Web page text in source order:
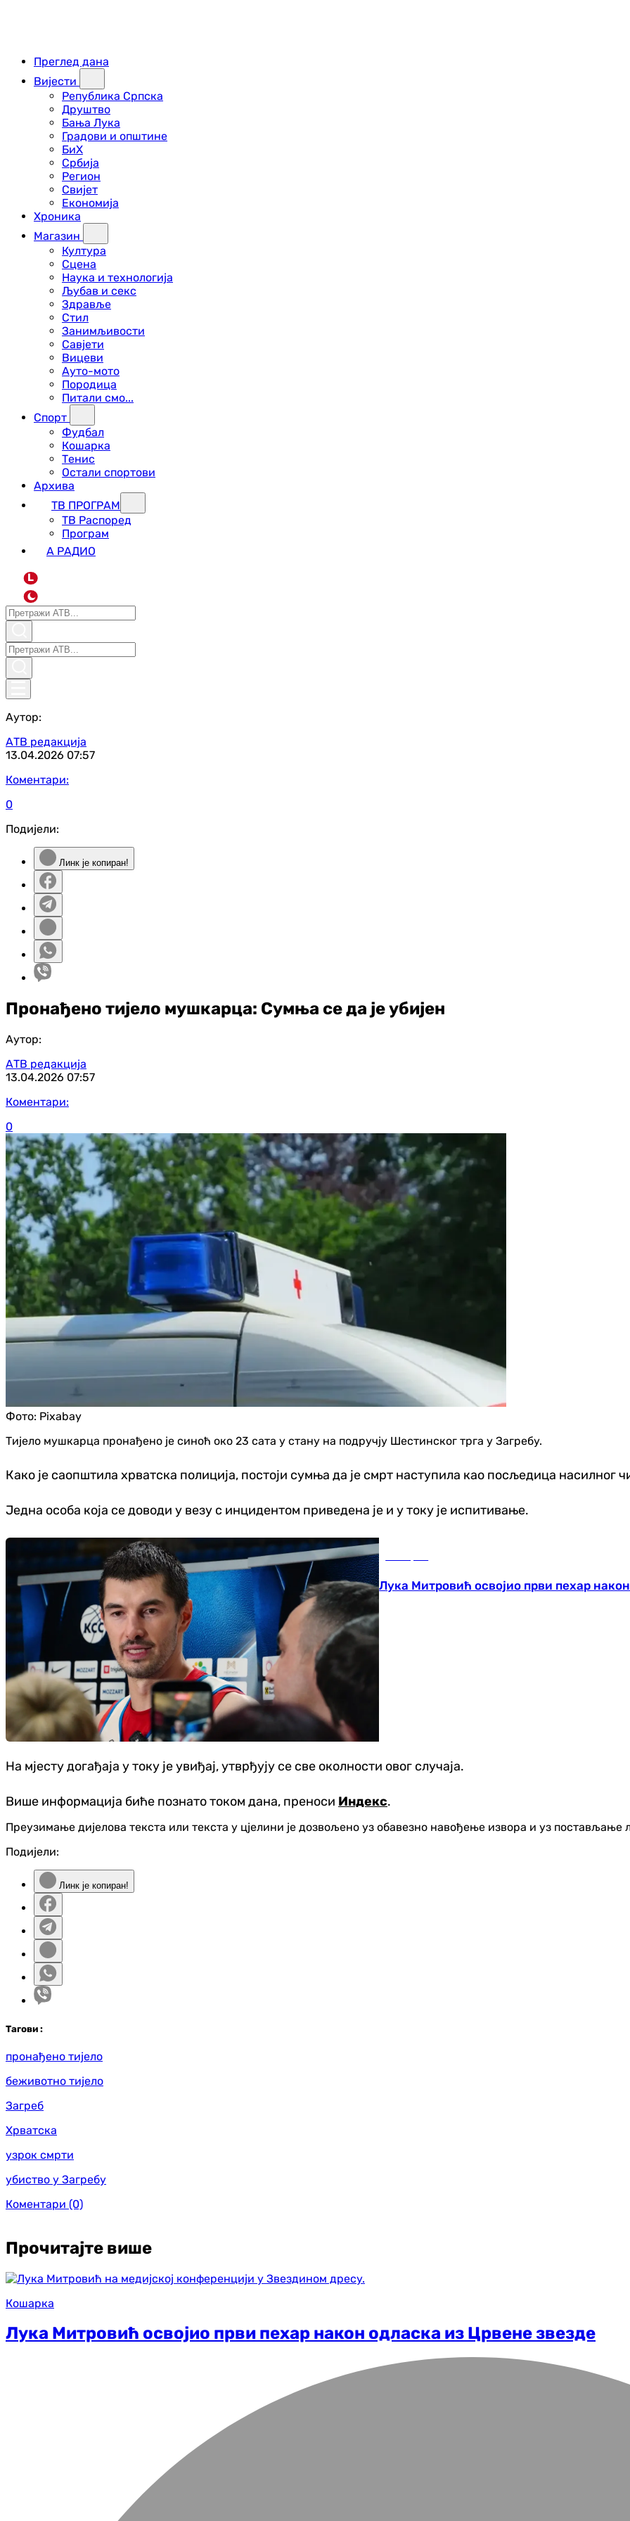
Преглед дана
Вијести
Република Српска
Друштво
Бања Лука
Градови и општине
БиХ
Србија
Регион
Свијет
Економија
Хроника
Магазин
Култура
Сцена
Наука и технологија
Љубав и секс
Здравље
Стил
Занимљивости
Савјети
Вицеви
Ауто-мото
Породица
Питали смо...
Спорт
Фудбал
Кошарка
Тенис
Остали спортови
Архива
ТВ ПРОГРАМ
ТВ Распоред
Програм
А РАДИО
L
Аутор:
АТВ редакција
13.04.2026 07:57
Коментари:
0
Подијели:
Линк је копиран!
Пронађено тијело мушкарца: Сумња се да је убијен
Аутор:
АТВ редакција
13.04.2026 07:57
Коментари:
0
Фото: Pixabay
Тијело мушкарца пронађено је синоћ око 23 сата у стану на подручју Шестинског трга у Загребу.
Како је саопштила хрватска полиција, постоји сумња да је смрт наступила као посљедица насилног
Једна особа која се доводи у везу с инцидентом приведена је и у току је испитивање.
Лука Митровић освојио први пехар
На мјесту догађаја у току је увиђај, утврђују се све околности овог случаја.
Више информација биће познато током дана, преноси Индекс.
Преузимање дијелова текста или текста у цјелини је дозвољено уз обавезно навођење извора и уз
Подијели:
Линк је копиран!
Тагови :
пронађено тијело
беживотно тијело
Загреб
Хрватска
узрок смрти
убиство у Загребу
Коментари (0)
Прочитајте више
Кошарка
Лука Митровић освојио први пехар након одласка из Црвене звезде